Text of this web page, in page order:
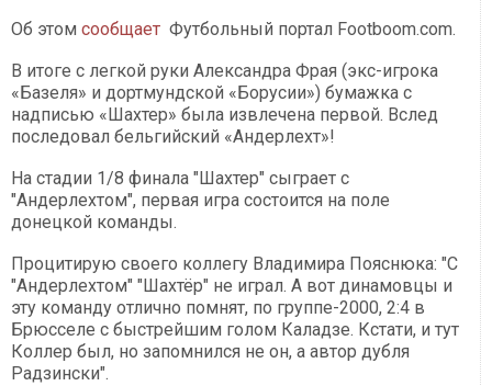
Об этом сообщает Футбольный портал Footboom.com.
В итоге с легкой руки Александра Фрая (экс-игрока
«Базеля» и дортмундской «Борусии») бумажка с
надписью «Шахтер» была извлечена первой. Вслед
последовал бельгийский «Андерлехт»!
На стадии 1/8 финала "Шахтер" сыграет с
"Андерлехтом", первая игра состоится на поле
донецкой команды.
Процитирую своего коллегу Владимира Пояснюка: "С
"Андерлехтом" "Шахтёр" не играл. А вот динамовцы и
эту команду отлично помнят, по группе-2000, 2:4 в
Брюсселе с быстрейшим голом Каладзе. Кстати, и тут
Коллер был, но запомнился не он, а автор дубля
Радзински".